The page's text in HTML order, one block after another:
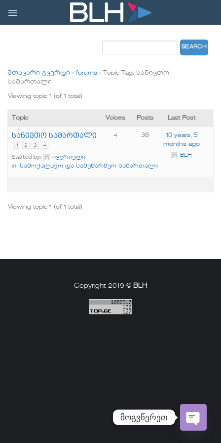
content
მთავარი გვერდი › forums ›
Topic Tag: სანივთო
სამართალი
Viewing topic 1 (of 1 total)
Topic Voices Posts Last Post
სანივთო სამართალი
1 2 3 4
Started by:
ივერიელი
in: სამოქალაქო და სამეწარმეო სამართალი
4 36
10 years, 5
months ago
BLH
Viewing topic 1 (of 1 total)
Copyright 2019 © BLH
მოგვწერეთ